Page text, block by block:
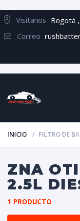
Visítanos Bogotá
Correo
INICIO FILTRO DE
ZNA
2.5L
1 PRODUCTO